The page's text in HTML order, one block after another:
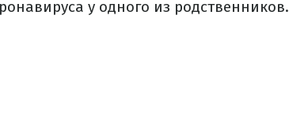
у одного из родственников.